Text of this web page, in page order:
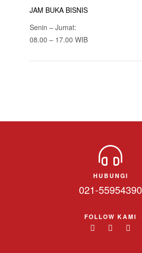
JAM BUKA BISNIS
Senin – Jumat:
08.00 – 17.00 WIB
HUBUNGI
021-55954390
FOLLOW KAMI